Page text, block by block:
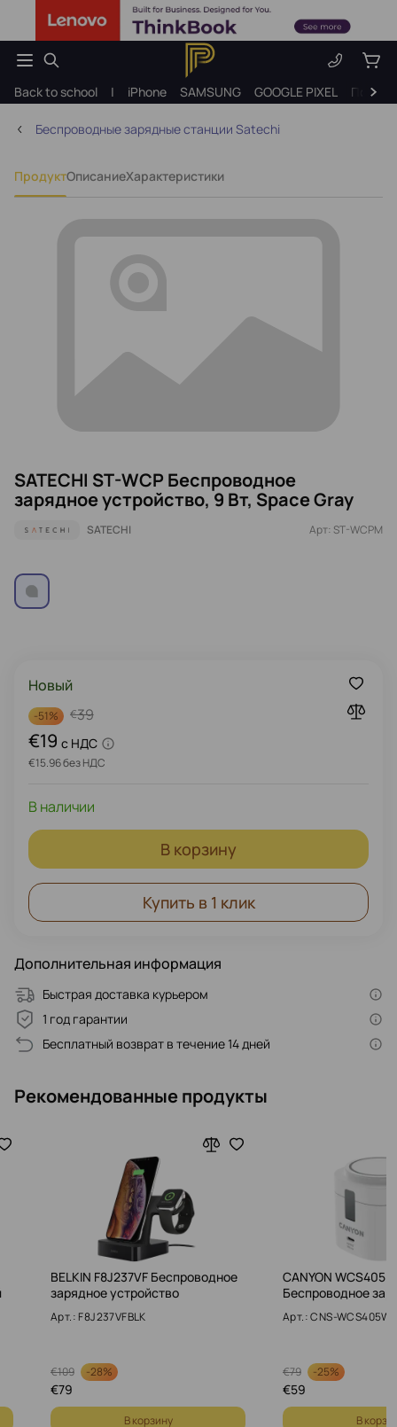
Back to school | iPhone SAMSUNG GOOGLE PIXEL
Беспроводные зарядные станции Satechi
ПродуктОписаниеХарактеристики
SATECHI ST-WCP Беспроводное
зарядное устройство, 9 Вт, Space Gray
SATECHI Арт: ST-WCPM
Новый
€19 c НДС
€15.96 без НДС
-51% 39
€
В наличии
В корзину
Купить в 1 клик
Дополнительная информация
Быстрая доставка курьером
1 год гарантии
Бесплатный возврат в течение 14 дней
Рекомендованные продукты
BELKIN F8J237VF Беспроводное
зарядное устройство
Арт.: F8J237VFBLK
109
€ -28%
79
€
В корзину
CANYON WCS405
Беспроводное
Арт.: CNS-
79
€ -25%
59
€
В